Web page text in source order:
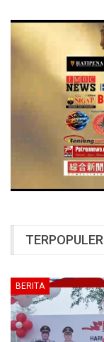
TERPOPULER
BERITA